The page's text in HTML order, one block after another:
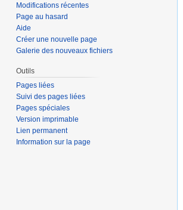
Modifications récentes
Page au hasard
Aide
Créer une nouvelle page
Galerie des nouveaux fichiers
Outils
Pages liées
Suivi des pages liées
Pages spéciales
Version imprimable
Lien permanent
Information sur la page